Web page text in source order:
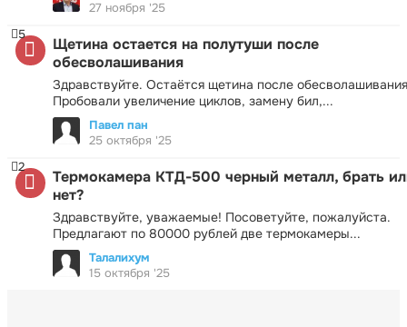
27 ноября '25
Щетина остается на полутуши после
обесволашивания
Здравствуйте. Остаётся щетина после
Пробовали увеличение циклов, замену бил,...
5
Павел пан
25 октября '25
Термокамера КТД-500 черный металл, брать
нет?
Здравствуйте, уважаемые! Посоветуйте, пожалуйста.
Предлагают по 80000 рублей две термокамеры...
2
Талалихум
15 октября '25